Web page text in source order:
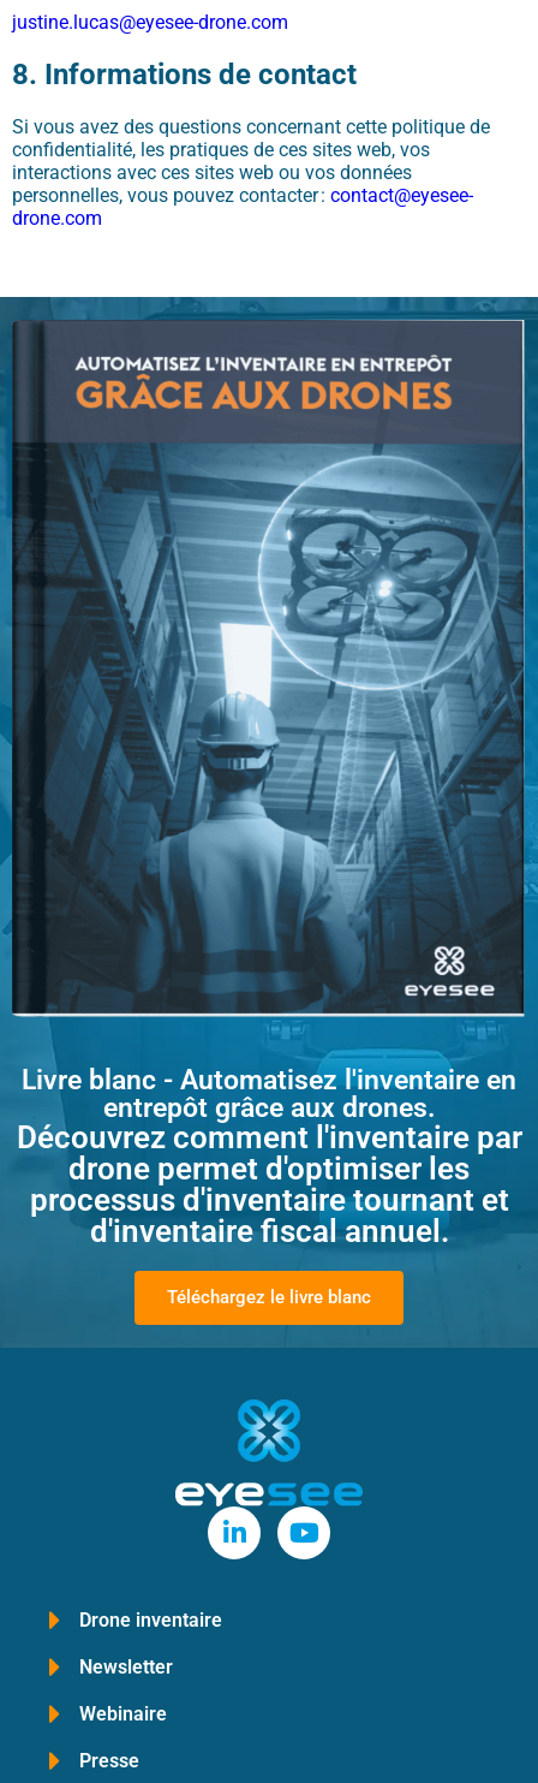
justine.lucas@eyesee-drone.com
8. Informations de contact
Si vous avez des questions concernant cette politique de
confidentialité, les pratiques de ces sites web, vos
interactions avec ces sites web ou vos données
personnelles, vous pouvez contacter : contact@eyesee-
drone.com
Livre blanc - Automatisez l'inventaire en
entrepôt grâce aux drones.
Découvrez comment l'inventaire par
drone permet d'optimiser les
processus d'inventaire tournant et
d'inventaire fiscal annuel.
Téléchargez le livre blanc
Drone inventaire
Newsletter
Webinaire
Presse